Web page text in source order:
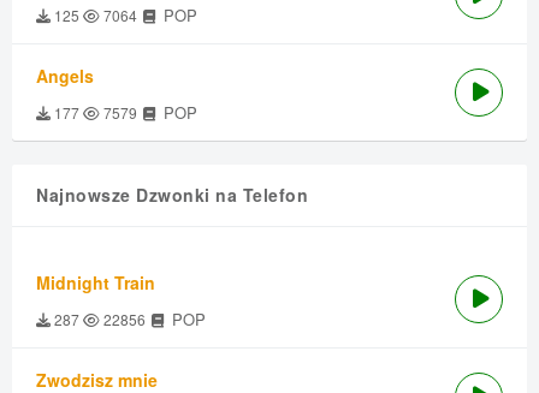
125 7064 POP
Angels
177 7579 POP
Najnowsze Dzwonki na Telefon
Midnight Train
287 22856 POP
Zwodzisz mnie